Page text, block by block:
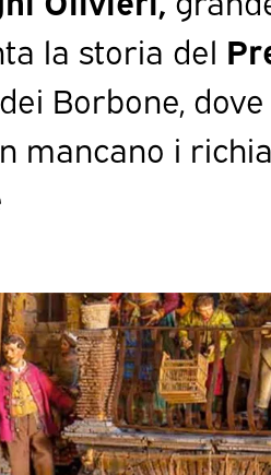
la storia del
Borbone,
mancano i